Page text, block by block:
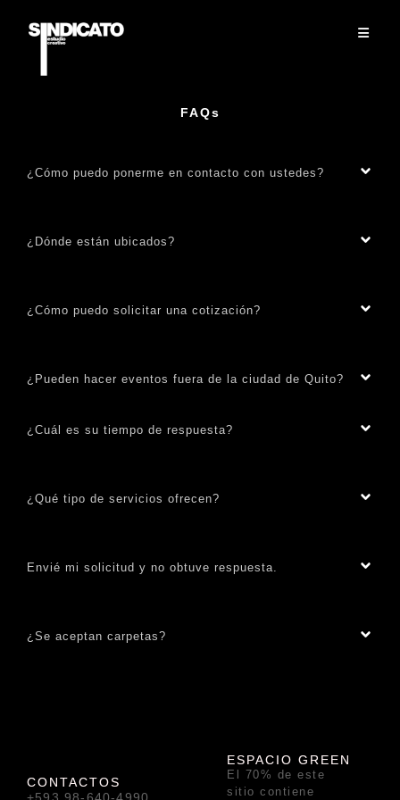
FAQs
¿Cómo puedo ponerme en contacto con ustedes?
¿Dónde están ubicados?
¿Cómo puedo solicitar una cotización?
¿Pueden hacer eventos fuera de la ciudad de Quito?
¿Cuál es su tiempo de respuesta?
¿Qué tipo de servicios ofrecen?
Envié mi solicitud y no obtuve respuesta.
¿Se aceptan carpetas?
CONTACTOS
+593 98-640-4990
ESPACIO GREEN
El 70% de este
sitio contiene